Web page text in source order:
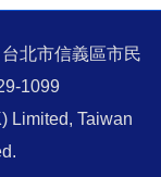
北市信義區市民
1099
Limited, Taiwan